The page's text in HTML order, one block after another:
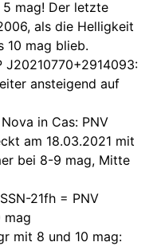
5 mag! Der letzte
als die Helligkeit
10 mag blieb.
J20210770+2914093:
ansteigend auf
in Cas: PNV
am 18.03.2021 mit
bei 8-9 mag, Mitte
21fh = PNV
mag
mit 8 und 10 mag: